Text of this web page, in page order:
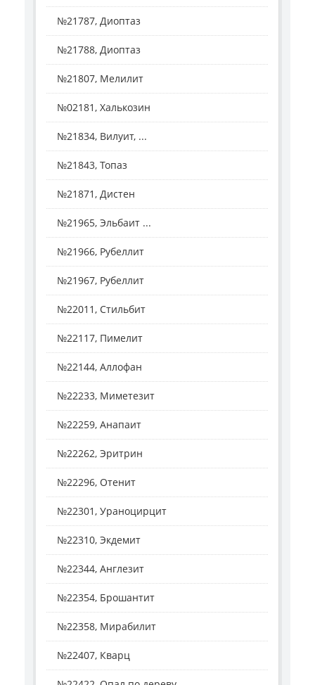
№21787, Диоптаз
№21788, Диоптаз
№21807, Мелилит
№02181, Халькозин
№21834, Вилуит, ...
№21843, Топаз
№21871, Дистен
№21965, Эльбаит ...
№21966, Рубеллит
№21967, Рубеллит
№22011, Стильбит
№22117, Пимелит
№22144, Аллофан
№22233, Миметезит
№22259, Анапаит
№22262, Эритрин
№22296, Отенит
№22301, Ураноцирцит
№22310, Экдемит
№22344, Англезит
№22354, Брошантит
№22358, Мирабилит
№22407, Кварц